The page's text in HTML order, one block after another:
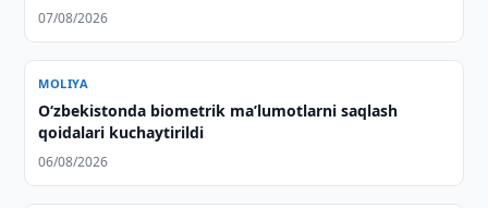
07/08/2026
MOLIYA
O‘zbekistonda biometrik maʼlumotlarni saqlash
qoidalari kuchaytirildi
06/08/2026